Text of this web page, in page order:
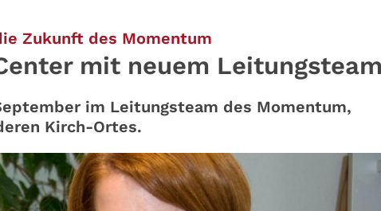
Zukunft des Momentum
mit neuem Leitungsteam
im Leitungsteam des Momentum,
Kirch-Ortes.